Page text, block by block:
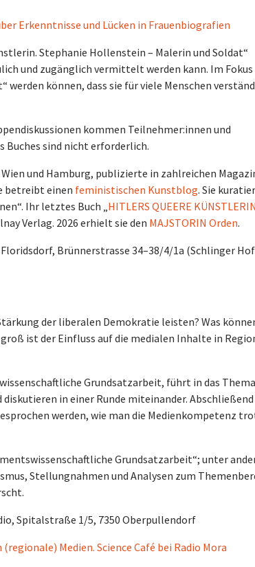
Erkenntnisse und Lücken in Frauenbiografien
Stephanie Hollenstein – Malerin und Soldat“
und zugänglich vermittelt werden kann. Im
werden können, dass sie für viele Menschen
kommen Teilnehmer:innen und
Buches sind nicht erforderlich.
und Hamburg, publizierte in zahlreichen
betreibt einen feministischen Kunstblog. Sie
Ihr letztes Buch „HITLERS QUEERE
Verlag. 2026 erhielt sie den MAJSTORIN Orden.
Floridsdorf, Brünnerstrasse 34–38/4/1a (Schlinger
der liberalen Demokratie leisten? Was
ist der Einfluss auf die medialen Inhalte in
Grundsatzarbeit, führt in das
in einer Runde miteinander. Abschließend
werden, wie man die Medienkompetenz
Grundsatzarbeit“; unter
Stellungnahmen und Analysen zum
Spitalstraße 1/5, 7350 Oberpullendorf
Medien. Science Café bei Radio Mora